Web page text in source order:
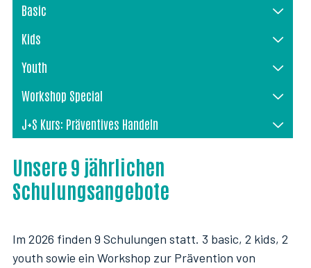
Basic
Kids
Youth
Workshop Special
J+S Kurs: Präventives Handeln
Unsere 9 jährlichen
Schulungsangebote
Im 2026 finden 9 Schulungen statt. 3 basic, 2 kids, 2
youth sowie ein Workshop zur Prävention von